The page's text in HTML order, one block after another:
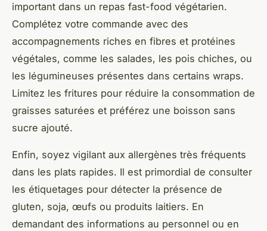
important dans un repas fast-food végétarien.
Complétez votre commande avec des
accompagnements riches en fibres et protéines
végétales, comme les salades, les pois chiches, ou
les légumineuses présentes dans certains wraps.
Limitez les fritures pour réduire la consommation de
graisses saturées et préférez une boisson sans
sucre ajouté.
Enfin, soyez vigilant aux allergènes très fréquents
dans les plats rapides. Il est primordial de consulter
les étiquetages pour détecter la présence de
gluten, soja, œufs ou produits laitiers. En
demandant des informations au personnel ou en